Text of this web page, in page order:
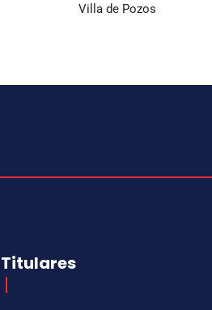
Villa de Pozos
Titulares